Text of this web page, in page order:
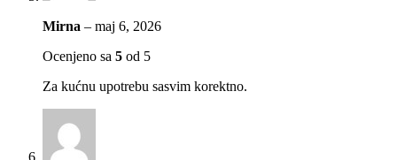
Mirna – maj 6, 2026
Ocenjeno sa 5 od 5
Za kućnu upotrebu sasvim korektno.